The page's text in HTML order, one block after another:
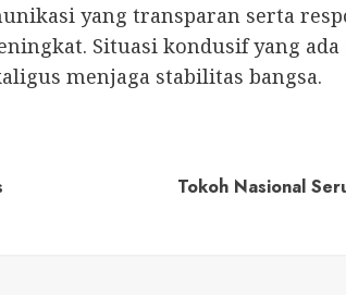
yang transparan serta
Situasi kondusif yang
menjaga stabilitas bangsa.
Tokoh Nasional